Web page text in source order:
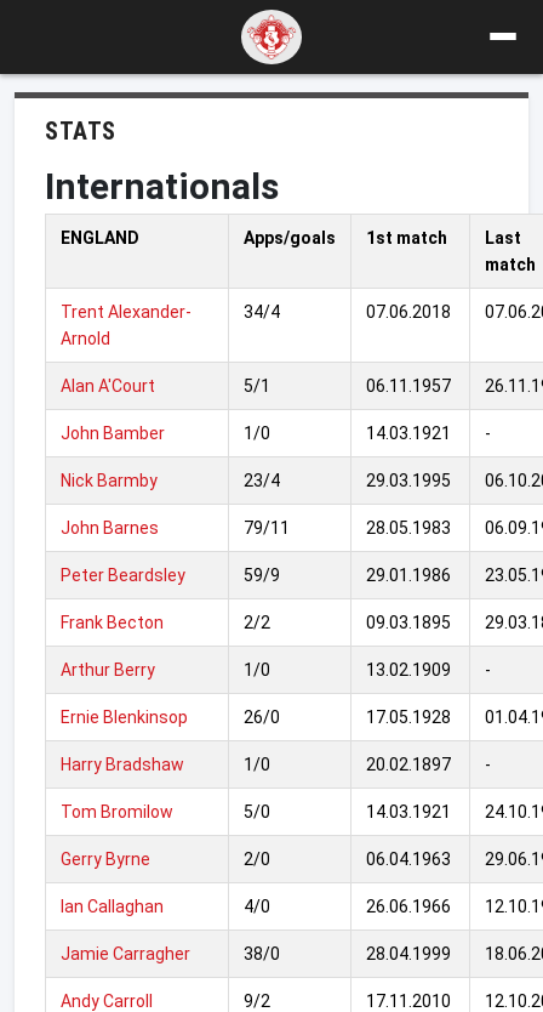
STATS
Internationals
ENGLAND Apps/goals 1st match
Last
match
Trent Alexander-
Arnold
34/4 07.06.2018
Alan A'Court 5/1 06.11.1957
John Bamber 1/0 14.03.1921 -
Nick Barmby 23/4 29.03.1995
John Barnes 79/11 28.05.1983
Peter Beardsley 59/9 29.01.1986
Frank Becton 2/2 09.03.1895
Arthur Berry 1/0 13.02.1909 -
Ernie Blenkinsop 26/0 17.05.1928
Harry Bradshaw 1/0 20.02.1897 -
Tom Bromilow 5/0 14.03.1921
Gerry Byrne 2/0 06.04.1963
Ian Callaghan 4/0 26.06.1966
Jamie Carragher 38/0 28.04.1999
Andy Carroll 9/2 17.11.2010